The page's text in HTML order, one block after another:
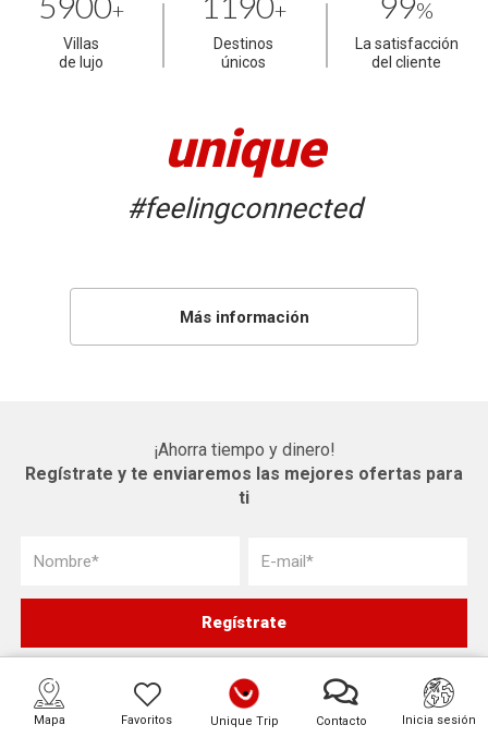
Mapa Favoritos Unique Trip Contacto Inicia sesión
+
Villas
de lujo
+
Destinos
únicos
%
La satisfacción
del cliente
unique
#feelingconnected
Más información
¡Ahorra tiempo y dinero!
Regístrate y te enviaremos las mejores ofertas para
ti
Destinos